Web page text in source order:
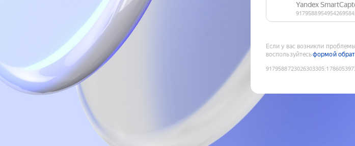
Если у вас возникли
воспользуйтесьформой
9179588723026303305: